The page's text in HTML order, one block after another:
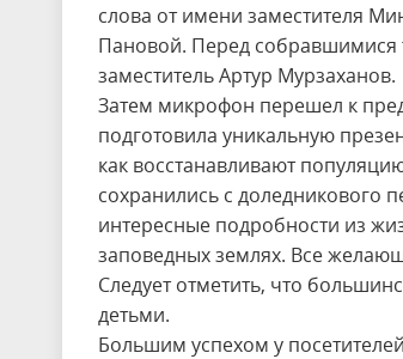
слова от имени заместителя
Пановой. Перед собравшимися
заместитель Артур Мурзаханов.
Затем микрофон перешел к
подготовила уникальную
как восстанавливают
сохранились с доледникового
интересные подробности из
заповедных землях. Все
Следует отметить, что
детьми.
Большим успехом у